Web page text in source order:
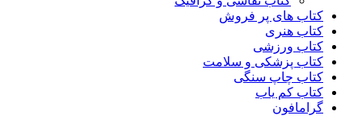
کتاب های پر فروش
کتاب هنری
کتاب ورزشی
کتاب پزشکی و سلامت
کتاب چاپ سنگی
کتاب کم یاب
گرامافون